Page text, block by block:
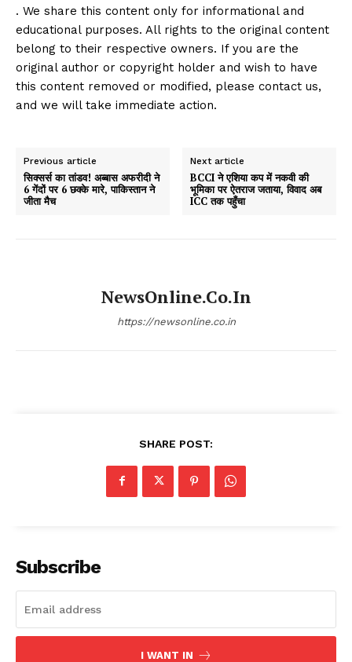
. We share this content only for informational and
educational purposes. All rights to the original content
belong to their respective owners. If you are the
original author or copyright holder and wish to have
this content removed or modified, please contact us,
and we will take immediate action.
Previous article
सिक्सर्स का तांडव! अब्बास अफरीदी ने
6 गेंदों पर 6 छक्के मारे, पाकिस्तान ने
जीता मैच
Next article
BCCI ने एशिया कप में नकवी की
भूमिका पर ऐतराज जताया, विवाद अब
ICC तक पहुँचा
NewsOnline.co.in
https://newsonline.co.in
SHARE POST:
Subscribe
I WANT IN